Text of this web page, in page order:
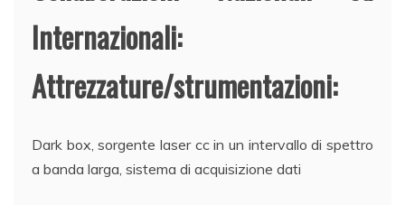
Internazionali:
Attrezzature/strumentazioni:
Dark box, sorgente laser cc in un intervallo di spettro
a banda larga, sistema di acquisizione dati